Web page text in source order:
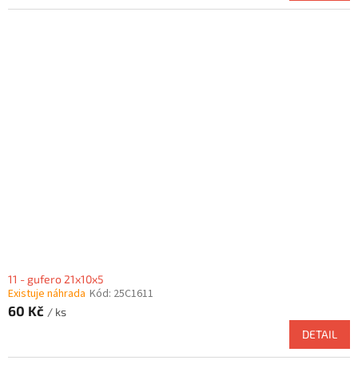
11 - gufero 21x10x5
Existuje náhrada Kód: 25C1611
60 Kč / ks
DETAIL